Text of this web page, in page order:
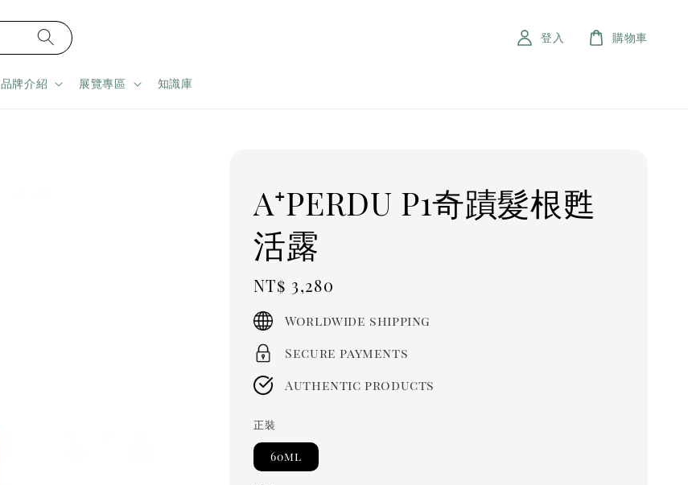
品牌介紹 展覽專區 知識庫
登入 購物車
A⁺PERDU P1奇蹟髮根甦
活露
Regular
price
NT$ 3,280
Worldwide shipping
Secure payments
Authentic products
正裝
60ml